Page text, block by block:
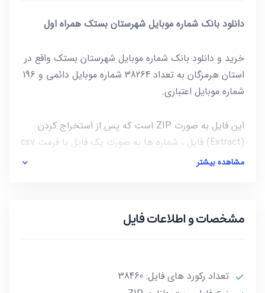
دانلود بانک شماره موبایل شهرستان بستک همراه اول
خرید و دانلود بانک شماره موبایل شهرستان بستک واقع در
استان هرمزگان به تعداد 38264 شماره موبایل دائمی و 196
شماره موبایل اعتباری.
این فایل به صورت ZIP است که پس از استخراج کردن
(Extract) فایل ، شماره ها به صورت یک فایل با فرمت csv
و حجم این فایل کمتر از 89KB است.
مشاهده بیشتر
مشخصات و اطلاعات فایل
تعداد رکورد های فایل: 38460